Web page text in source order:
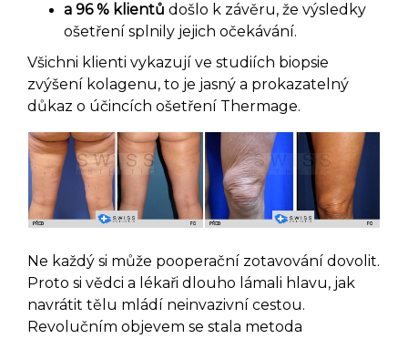
a 96 % klientů došlo k závěru, že výsledky
ošetření splnily jejich očekávání.
Všichni klienti vykazují ve studiích biopsie
zvýšení kolagenu, to je jasný a prokazatelný
důkaz o účincích ošetření Thermage.
Ne každý si může pooperační zotavování dovolit.
Proto si vědci a lékaři dlouho lámali hlavu, jak
navrátit tělu mládí neinvazivní cestou.
Revolučním objevem se stala metoda